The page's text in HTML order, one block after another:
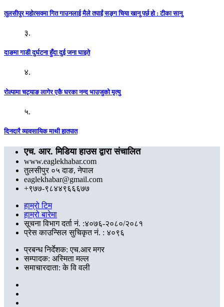
तुलसीपुर महोत्सवमा गित गाउनलाई मैले तपाईं सङ्ग चिया खानु पर्छ हो : टीका सानु
३.
दाङमा गाडी दुर्घटना हुँदा दुई जना घाइते
४.
रोल्पामा चट्याङ लागेर एकै घरका नन्द भाउजुको मृत्यु
५.
दिनदारै व्यावसायिक माथी हातपात
एच. आर. मिडिया हाउस द्वारा संचालित
www.eaglekhabar.com
तुलसीपुर ०५ दाङ, नेपाल
eaglekhabar@gmail.com
+९७७-९८४४९६६६७७
हाम्रो टिम
हाम्रो बारेमा
सूचना विभाग दर्ता नं. :४०७६-२०८०/२०८१
प्रेस काउन्सिल सुचिकृत नं. : ४०९६
प्रबन्ध निर्देशक: एच.आर मगर
सम्पादक: अस्मिता मल्ल
समाचारदाता: के वि वली